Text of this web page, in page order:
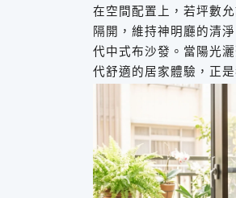
在空間配置上，若坪數
隔開，維持神明廳的清
代中式布沙發。當陽光
代舒適的居家體驗，正